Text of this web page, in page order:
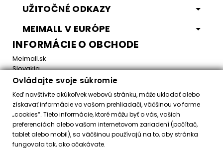
UŽITOČNÉ ODKAZY
MEIMALL V EURÓPE
INFORMÁCIE O OBCHODE
Meimall.sk
Slovakia
Email:office@meimall.sk
Control your Privacy
Ovládajte svoje súkromie
Keď navštívite akúkoľvek webovú stránku, môže ukladať alebo
získavať informácie vo vašom prehliadači, väčšinou vo forme
„cookies“. Tieto informácie, ktoré môžu byť o vás, vašich
preferenciách alebo vašom internetovom zariadení (počítač,
tablet alebo mobil), sa väčšinou používajú na to, aby stránka
fungovala tak, ako očakávate.